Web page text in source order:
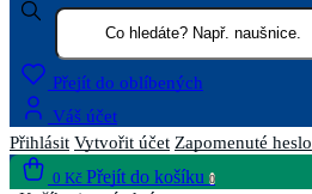
Přejít do oblíbených
Váš účet
Přihlásit Vytvořit účet Zapomenuté heslo
0 Kč Přejít do košíku 0